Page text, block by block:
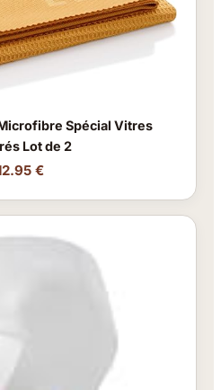
Spécial Vitres
Lot de 2
€